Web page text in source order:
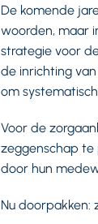
De komende
woorden, maar
strategie voor
de inrichting
om
Voor de
zeggenschap te
door hun
Nu doorpakken: